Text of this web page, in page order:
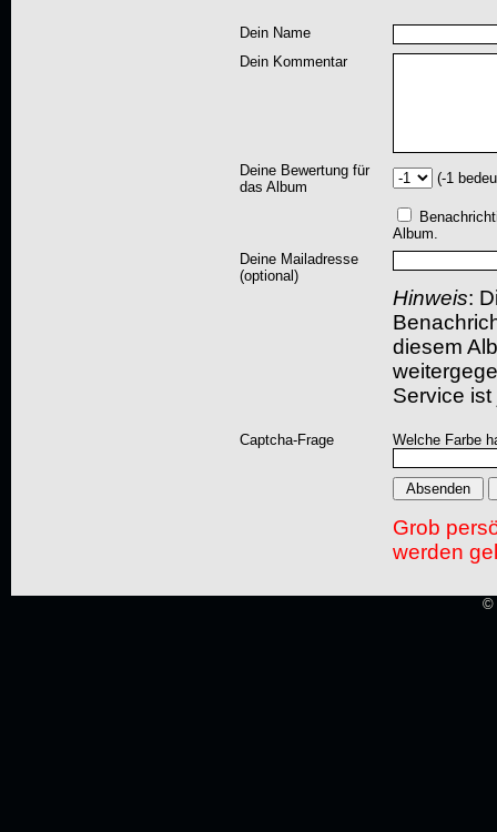
Dein Name
Dein Kommentar
Deine Bewertung für
das Album
(-1
Album.
Deine Mailadresse
(optional)
Hinweis:
diesem
Service
Captcha-Frage Welche Farbe
Grob
werden
©